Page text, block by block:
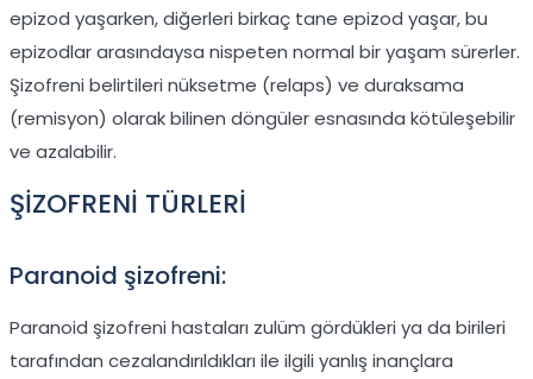
epizod yaşarken, diğerleri birkaç tane epizod yaşar, bu
epizodlar arasındaysa nispeten normal bir yaşam sürerler.
Şizofreni belirtileri nüksetme (relaps) ve duraksama
(remisyon) olarak bilinen döngüler esnasında kötüleşebilir
ve azalabilir.
ŞİZOFRENİ TÜRLERİ
Paranoid şizofreni:
Paranoid şizofreni hastaları zulüm gördükleri ya da birileri
tarafından cezalandırıldıkları ile ilgili yanlış inançlara